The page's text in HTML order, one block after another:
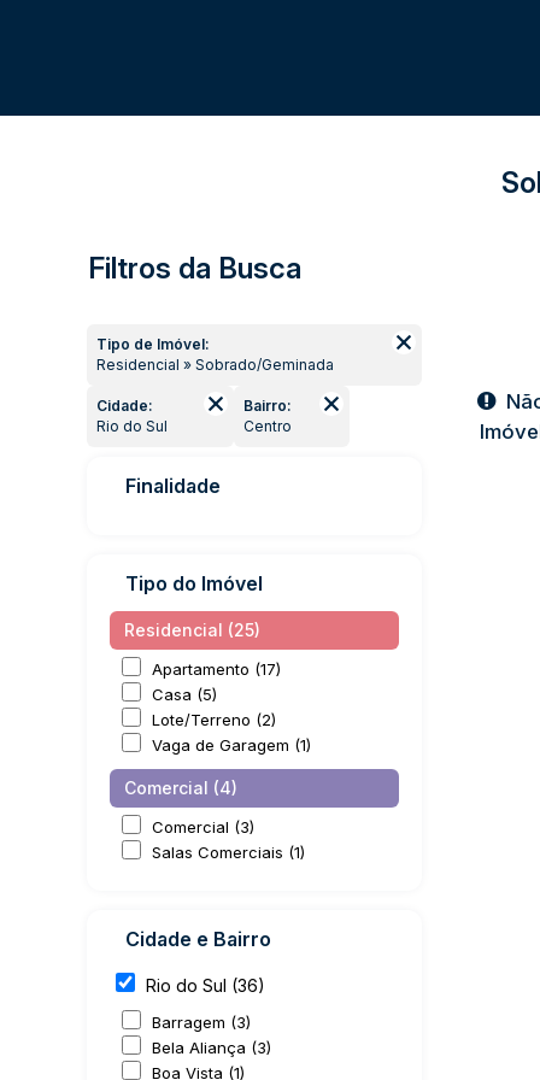
Filtros da Busca
Tipo de Imóvel:
Residencial » Sobrado/Geminada
Cidade:
Rio do Sul
Bairro:
Centro
Finalidade
Tipo do Imóvel
Residencial (25)
Apartamento (17)
Casa (5)
Lote/Terreno (2)
Vaga de Garagem (1)
Comercial (4)
Comercial (3)
Salas Comerciais (1)
Cidade e Bairro
Rio do Sul (36)
Barragem (3)
Bela Aliança (3)
Boa Vista (1)